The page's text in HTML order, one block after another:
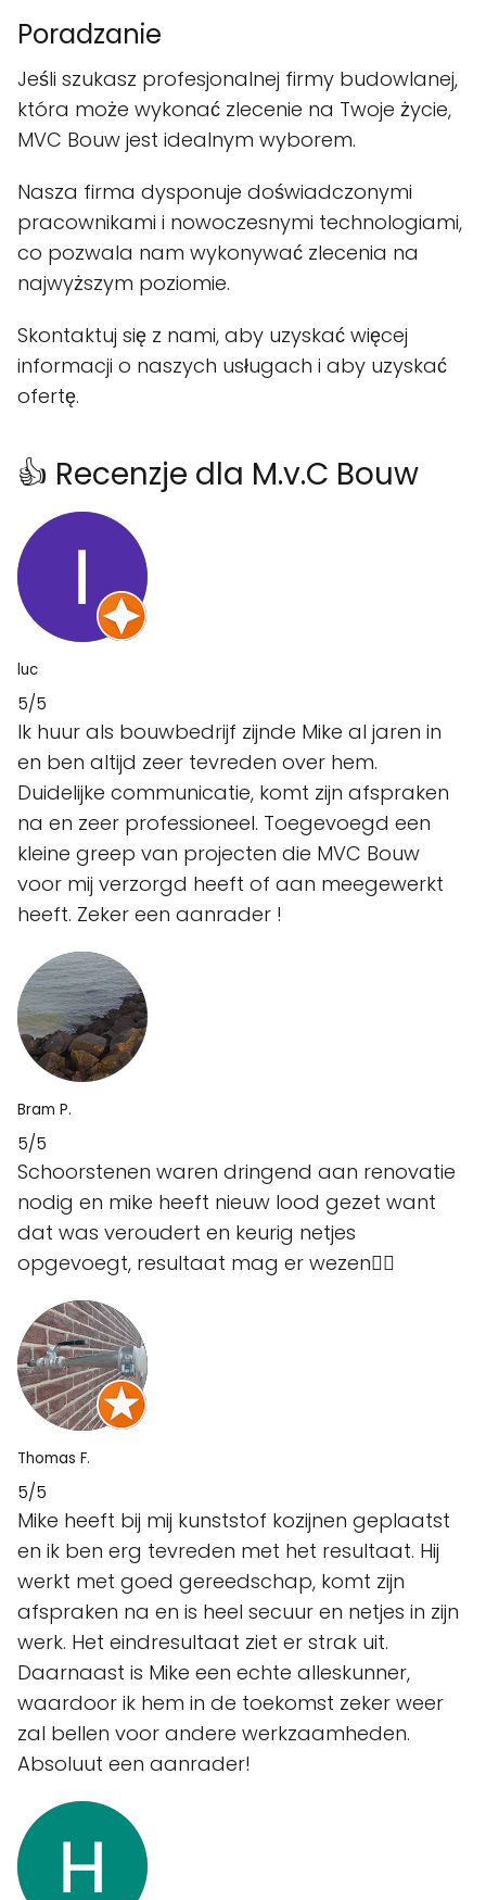
Poradzanie
Jeśli szukasz profesjonalnej firmy budowlanej,
która może wykonać zlecenie na Twoje życie,
MVC Bouw jest idealnym wyborem.
Nasza firma dysponuje doświadczonymi
pracownikami i nowoczesnymi technologiami,
co pozwala nam wykonywać zlecenia na
najwyższym poziomie.
Skontaktuj się z nami, aby uzyskać więcej
informacji o naszych usługach i aby uzyskać
ofertę.
👍 Recenzje dla M.v.C Bouw
luc
5/5
Ik huur als bouwbedrijf zijnde Mike al jaren in
en ben altijd zeer tevreden over hem.
Duidelijke communicatie, komt zijn afspraken
na en zeer professioneel. Toegevoegd een
kleine greep van projecten die MVC Bouw
voor mij verzorgd heeft of aan meegewerkt
heeft. Zeker een aanrader !
Bram P.
5/5
Schoorstenen waren dringend aan renovatie
nodig en mike heeft nieuw lood gezet want
dat was veroudert en keurig netjes
opgevoegt, resultaat mag er wezen👌🏻
Thomas F.
5/5
Mike heeft bij mij kunststof kozijnen geplaatst
en ik ben erg tevreden met het resultaat. Hij
werkt met goed gereedschap, komt zijn
afspraken na en is heel secuur en netjes in zijn
werk. Het eindresultaat ziet er strak uit.
Daarnaast is Mike een echte alleskunner,
waardoor ik hem in de toekomst zeker weer
zal bellen voor andere werkzaamheden.
Absoluut een aanrader!